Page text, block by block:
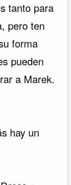
tanto para
pero ten
forma
pueden
a Marek.
hay un